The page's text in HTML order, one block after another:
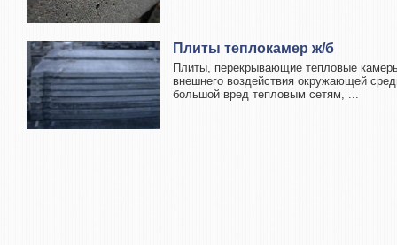
Плиты теплокамер ж/б
Плиты, перекрывающие тепловые
внешнего воздействия окружающей
большой вред тепловым сетям, ...